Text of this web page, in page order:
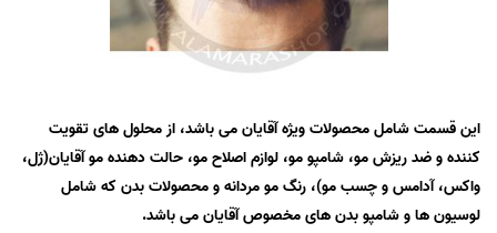
این قسمت شامل محصولات ویژه آقایان می باشد، از محلول های تقویت
کننده و ضد ریزش مو، شامپو مو، لوازم اصلاح مو، حالت دهنده مو آقایان(ژل،
واکس، آدامس و چسب مو)، رنگ مو مردانه و محصولات بدن که شامل
لوسیون ها و شامپو بدن های مخصوص آقایان می باشد.